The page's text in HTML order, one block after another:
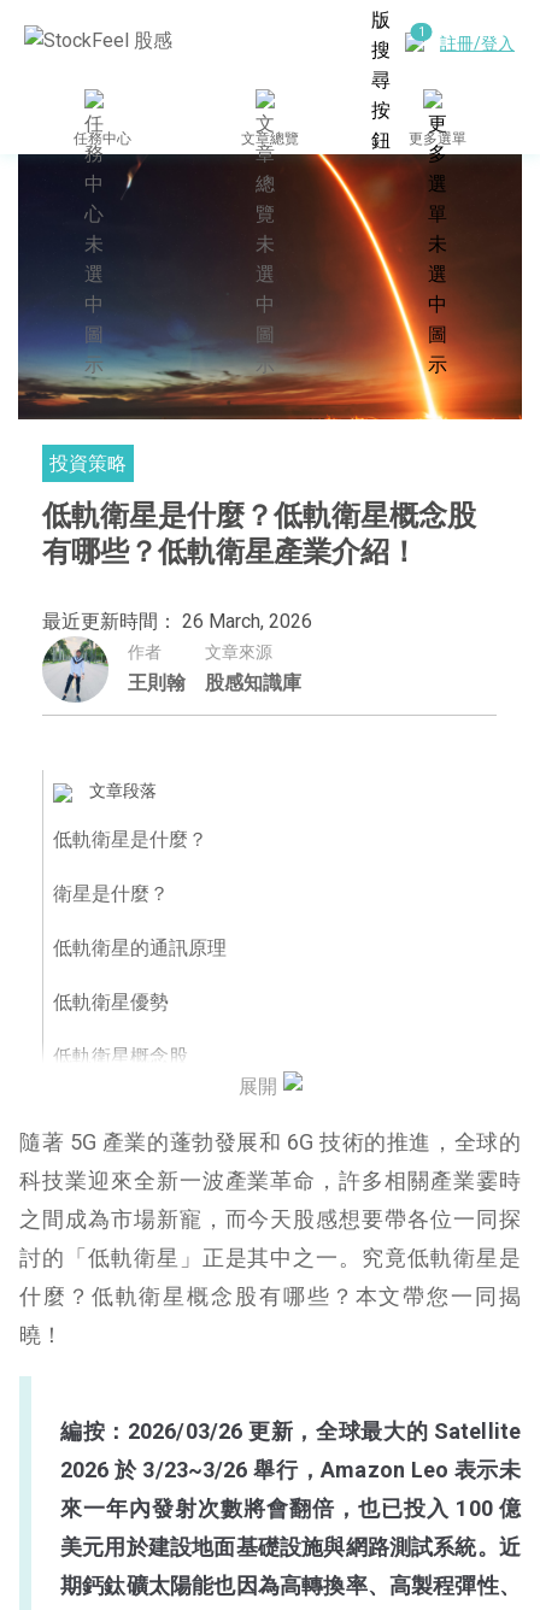
註冊/登入
任務中心 文章總覽 更多選單
投資策略
低軌衛星是什麼？低軌衛星概念股
有哪些？低軌衛星產業介紹！
最近更新時間： 26 March, 2026
作者
王則翰
文章來源
股感知識庫
文章段落
低軌衛星是什麼？
衛星是什麼？
低軌衛星的通訊原理
低軌衛星優勢
低軌衛星概念股
低軌衛星未來展望
低軌衛星結論
展開
隨著 5G 產業的蓬勃發展和 6G 技術的推進，全球的
科技業迎來全新一波產業革命，許多相關產業霎時
之間成為市場新寵，而今天股感想要帶各位一同探
討的「低軌衛星」正是其中之一。究竟低軌衛星是
什麼？低軌衛星概念股有哪些？本文帶您一同揭
曉！
編按：2026/03/26 更新，全球最大的 Satellite
2026 於 3/23~3/26 舉行，Amazon Leo 表示未
來一年內發射次數將會翻倍，也已投入 100 億
美元用於建設地面基礎設施與網路測試系統。近
期鈣鈦礦太陽能也因為高轉換率、高製程彈性、